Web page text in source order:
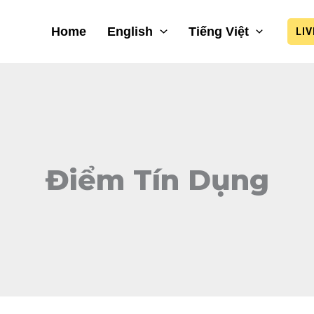
Home English Tiếng Việt
Điểm Tín Dụng